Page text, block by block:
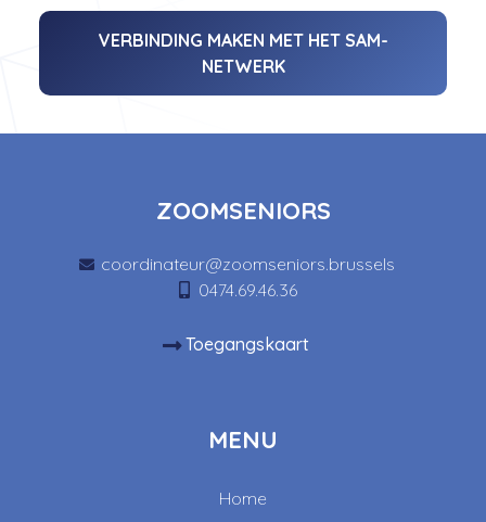
VERBINDING MAKEN MET HET SAM-
NETWERK
ZOOMSENIORS
coordinateur@zoomseniors.brussels
0474.69.46.36
Toegangskaart
MENU
Home